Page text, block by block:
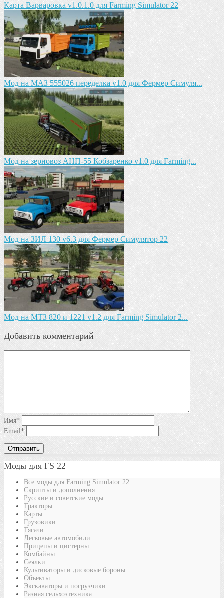
Карта Варваровка v1.0.1.0 для Farming Simulator 22
Мод на МАЗ 555026 пeрeдeлка v1.0 для Фермер Симуля...
Мод на зeрновоз АНП-55 Кобзарeнко v1.0 для Farming...
Мод на ЗИЛ 130 v6.3 для Фермер Симулятор 22
Мод на МТЗ 820 и 1221 v1.2 для Farming Simulator 2...
Добавить комментарий
Имя*
Email*
Моды для FS 22
Все моды для Farming Simulator 22
Скрипты и дополнения
Русские и советские моды
Тракторы
Карты
Грузовики
Тягачи
Легковые автомобили
Прицепы и цистерны
Комбайны
Сеялки
Культиваторы и дисковые бороны
Объекты
Экскаваторы и погрузчики
Разная сельхозтехника